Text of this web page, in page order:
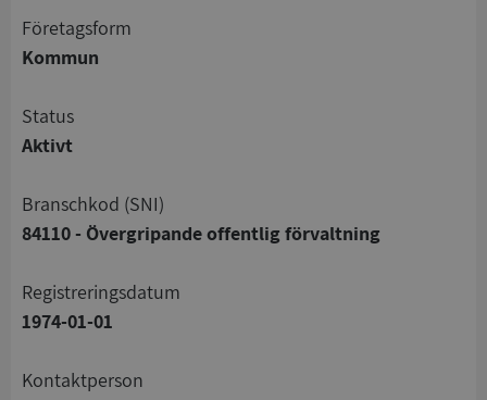
företagsform
Kommun
status
Aktivt
branschkod (SNI)
84110 - Övergripande offentlig förvaltning
registreringsdatum
1974-01-01
Kontaktperson